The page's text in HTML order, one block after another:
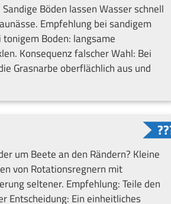
Böden lassen Wasser schnell
Empfehlung bei sandigem
Boden: langsame
Konsequenz falscher Wahl: Bei
Grasnarbe oberflächlich aus und
um Beete an den Rändern? Kleine
von Rotationsregnern mit
seltener. Empfehlung: Teile den
Entscheidung: Ein einheitliches